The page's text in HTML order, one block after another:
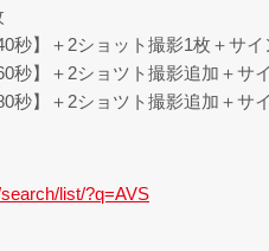
】＋2ショット撮影1枚＋サイ
】＋2ショツト撮影追加＋サ
】＋2ショツト撮影追加＋サ
list/?q=AVS